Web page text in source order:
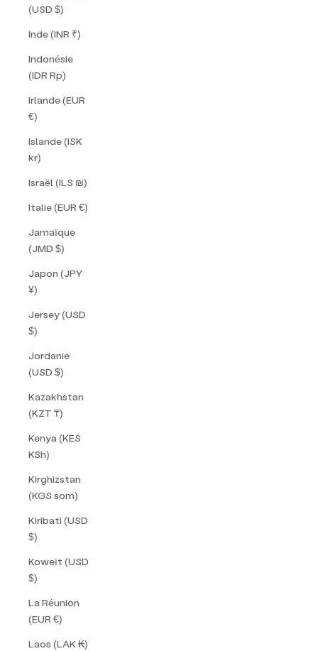
(USD $)
Inde (INR ₹)
Indonésie
(IDR Rp)
Irlande (EUR
€)
Islande (ISK
kr)
Israël (ILS ₪)
Italie (EUR €)
Jamaïque
(JMD $)
Japon (JPY
¥)
Jersey (USD
$)
Jordanie
(USD $)
Kazakhstan
(KZT ₸)
Kenya (KES
KSh)
Kirghizstan
(KGS som)
Kiribati (USD
$)
Koweït (USD
$)
La Réunion
(EUR €)
Laos (LAK ₭)